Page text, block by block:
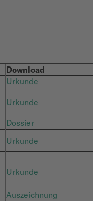
Download
Urkunde
Urkunde
Dossier
Urkunde
Urkunde
Auszeichnung